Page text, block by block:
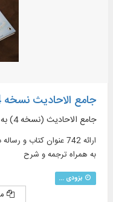
جامع الاحادیث نسخه 4 به همراه فلش
جامع الاحادیث (نسخه 4) به همراه فلش
به همراه ترجمه و شرح
بزودی ...